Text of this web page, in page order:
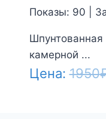
Показы: 90 |
Шпунтованная
камерной ...
Цена:1950